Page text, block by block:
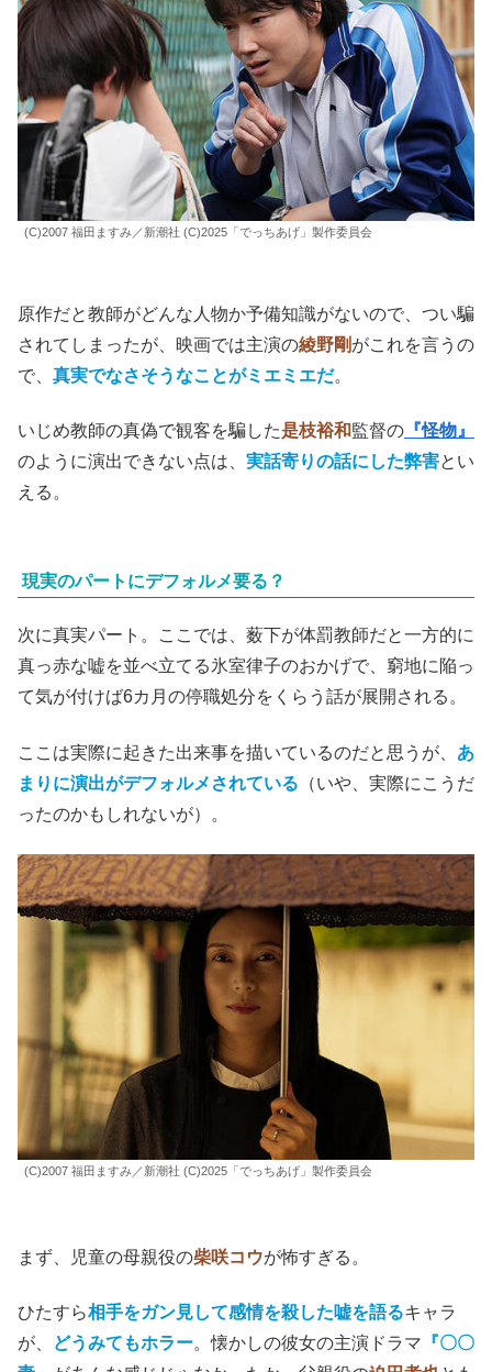
(C)2007 福田ますみ／新潮社 (C)2025「でっちあげ」製作委員会
原作だと教師がどんな人物か予備知識がないので、つい騙
されてしまったが、映画では主演の綾野剛 がこれを言うの
で、 真実でなさそうなことがミエミエだ。
いじめ教師の真偽で観客を騙した是枝裕和監督の 『怪物』
のように演出できない点は、 実話寄りの話にした弊害とい
える。
現実のパートにデフォルメ要る？
次に真実パート。ここでは、薮下が体罰教師だと一方的に
真っ赤な嘘を並べ立てる氷室律子のおかげで、窮地に陥っ
て気が付けば6カ月の停職処分をくらう話が展開される。
ここは実際に起きた出来事を描いているのだと思うが、 あ
まりに演出がデフォルメされている （いや、実際にこうだ
ったのかもしれないが）。
(C)2007 福田ますみ／新潮社 (C)2025「でっちあげ」製作委員会
まず、児童の母親役の柴咲コウが怖すぎる。
ひたすら相手をガン見して感情を殺した嘘を語るキャラ
が、
どうみてもホラー。懐かしの彼女の主演ドラマ 『〇〇